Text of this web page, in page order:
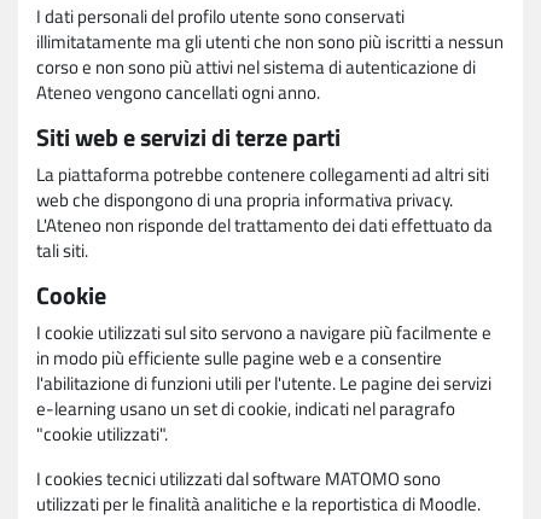
I dati personali del profilo utente sono conservati
illimitatamente ma gli utenti che non sono più iscritti a nessun
corso e non sono più attivi nel sistema di autenticazione di
Ateneo vengono cancellati ogni anno.
Siti web e servizi di terze parti
La piattaforma potrebbe contenere collegamenti ad altri siti
web che dispongono di una propria informativa privacy.
L'Ateneo non risponde del trattamento dei dati effettuato da
tali siti.
Cookie
I cookie utilizzati sul sito servono a navigare più facilmente e
in modo più efficiente sulle pagine web e a consentire
l'abilitazione di funzioni utili per l'utente. Le pagine dei servizi
e-learning usano un set di cookie, indicati nel paragrafo
"cookie utilizzati".
I cookies tecnici utilizzati dal software MATOMO sono
utilizzati per le finalità analitiche e la reportistica di Moodle.